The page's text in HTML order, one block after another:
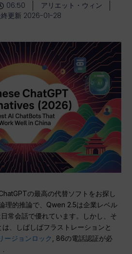
06:50
アリエット・ウィン
終更新 2026-01-28
の最高の代替ソフトをお探し
理的推論で、Qwen 2.5は企業レベル
常会話で優れています。しかし、そ
、しばしばフラストレーションと
ージョンロック
, 86の電話認証が必
.